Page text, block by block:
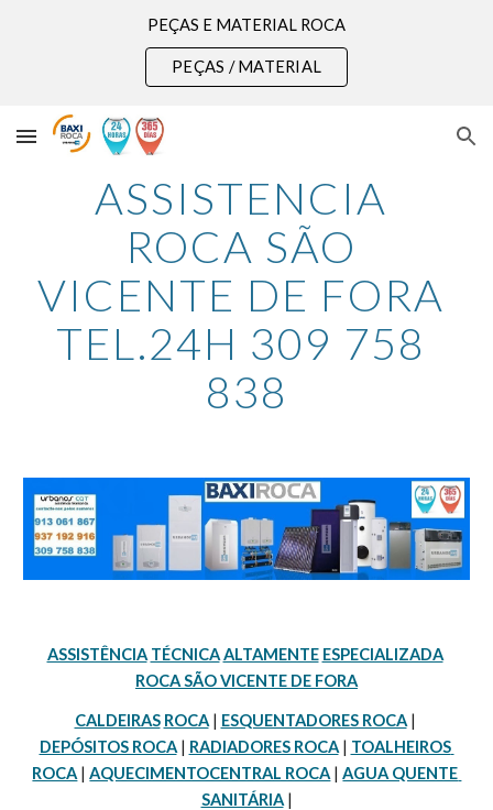
Skip to main content
PEÇAS E MATERIAL ROCA
PEÇAS / MATERIAL
ASSISTENCIA
ROCA SÃO
VICENTE DE FORA
TEL.24H 309 758
838
ASSISTÊNCIA TÉCNICA ALTAMENTE ESPECIALIZADA
ROCA SÃO VICENTE DE FORA
CALDEIRAS ROCA | ESQUENTADORES ROCA
DEPÓSITOS ROCA | RADIADORES ROCA | TOALHEIROS
ROCA | AQUECIMENTOCENTRAL ROCA | AGUA QUENTE
SANITÁRIA |